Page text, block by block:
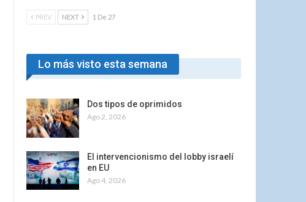
PREV NEXT 1 De 27
Lo más visto esta semana
Dos tipos de oprimidos
Ago 2, 2026
El intervencionismo del lobby israelí
en EU
Ago 4, 2026